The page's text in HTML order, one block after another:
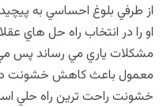
از طرفي بلوغ احساسي به
او را در انتخاب راه حل هاي
مشکلات ياري مي رساند پس
معمول باعث كاهش خشونت در
خشونت راحت ترين راه حلي